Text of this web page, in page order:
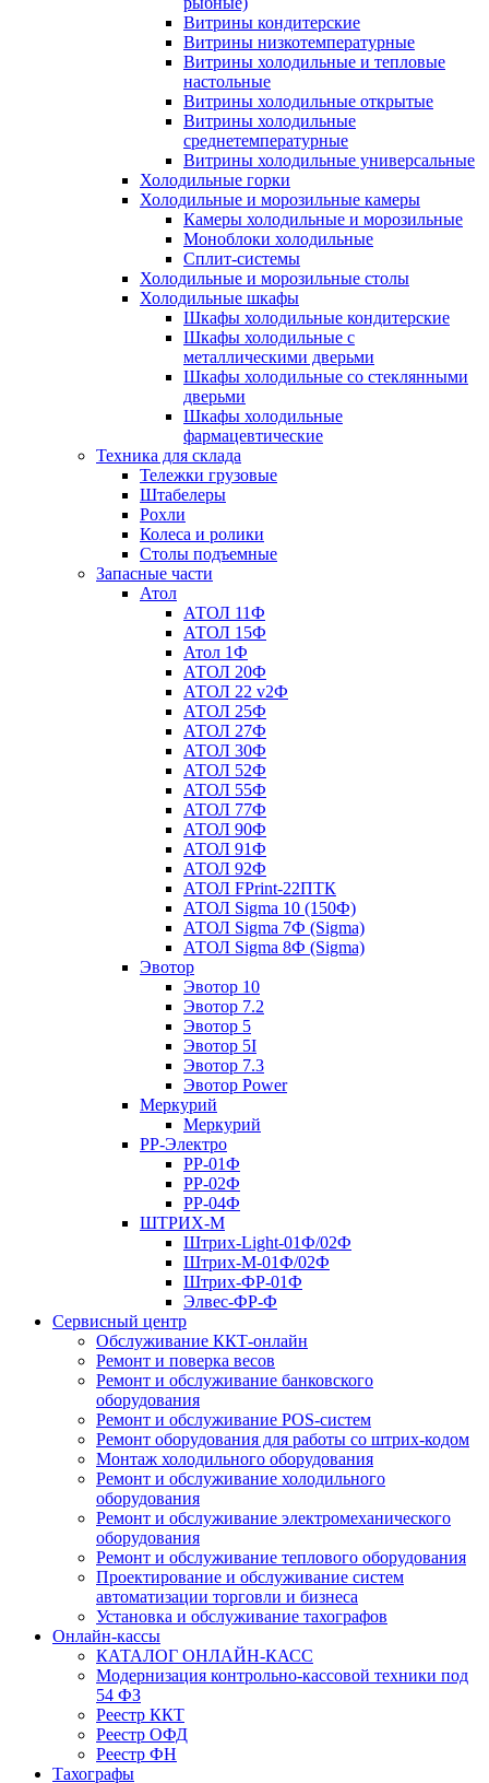
Витрины кондитерские
Витрины низкотемпературные
Витрины холодильные и тепловые
настольные
Витрины холодильные открытые
Витрины холодильные
среднетемпературные
Витрины холодильные универсальные
Холодильные горки
Холодильные и морозильные камеры
Камеры холодильные и морозильные
Моноблоки холодильные
Сплит-системы
Холодильные и морозильные столы
Холодильные шкафы
Шкафы холодильные кондитерские
Шкафы холодильные с
металлическими дверьми
Шкафы холодильные со стеклянными
дверьми
Шкафы холодильные
фармацевтические
Техника для склада
Тележки грузовые
Штабелеры
Рохли
Колеса и ролики
Столы подъемные
Запасные части
Атол
АТОЛ 11Ф
АТОЛ 15Ф
Атол 1Ф
АТОЛ 20Ф
АТОЛ 22 v2Ф
АТОЛ 25Ф
АТОЛ 27Ф
АТОЛ 30Ф
АТОЛ 52Ф
АТОЛ 55Ф
АТОЛ 77Ф
АТОЛ 90Ф
АТОЛ 91Ф
АТОЛ 92Ф
АТОЛ FPrint-22ПТК
АТОЛ Sigma 10 (150Ф)
АТОЛ Sigma 7Ф (Sigma)
АТОЛ Sigma 8Ф (Sigma)
Эвотор
Эвотор 10
Эвотор 7.2
Эвотор 5
Эвотор 5I
Эвотор 7.3
Эвотор Power
Меркурий
Меркурий
РР-Электро
РР-01Ф
РР-02Ф
РР-04Ф
ШТРИХ-М
Штрих-Light-01Ф/02Ф
Штрих-М-01Ф/02Ф
Штрих-ФР-01Ф
Элвес-ФР-Ф
Сервисный центр
Обслуживание ККТ-онлайн
Ремонт и поверка весов
Ремонт и обслуживание банковского
оборудования
Ремонт и обслуживание POS-систем
Ремонт оборудования для работы со штрих-кодом
Монтаж холодильного оборудования
Ремонт и обслуживание холодильного
оборудования
Ремонт и обслуживание электромеханического
оборудования
Ремонт и обслуживание теплового оборудования
Проектирование и обслуживание систем
автоматизации торговли и бизнеса
Установка и обслуживание тахографов
Онлайн-кассы
КАТАЛОГ ОНЛАЙН-КАСС
Модернизация контрольно-кассовой техники под
54 ФЗ
Реестр ККТ
Реестр ОФД
Реестр ФН
Тахографы